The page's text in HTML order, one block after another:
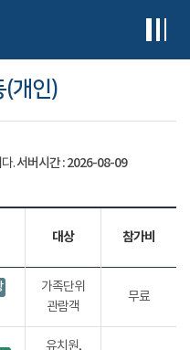
(개인)
.서버시간 :2026-08-09
대상 참가비
가족단위
관람객
무료
유치원,